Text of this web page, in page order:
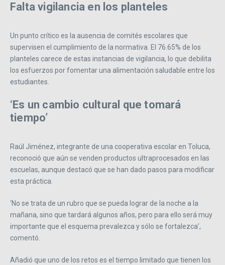
Falta vigilancia en los planteles
Un punto crítico es la ausencia de comités escolares que
supervisen el cumplimiento de la normativa. El 76.65% de los
planteles carece de estas instancias de vigilancia, lo que debilita
los esfuerzos por fomentar una alimentación saludable entre los
estudiantes.
‘Es un cambio cultural que tomará
tiempo’
Raúl Jiménez, integrante de una cooperativa escolar en Toluca,
reconoció que aún se venden productos ultraprocesados en las
escuelas, aunque destacó que se han dado pasos para modificar
esta práctica.
‘No se trata de un rubro que se pueda lograr de la noche a la
mañana, sino que tardará algunos años, pero para ello será muy
importante que el esquema prevalezca y sólo se fortalezca’,
comentó.
Añadió que uno de los retos es el tiempo limitado que tienen los